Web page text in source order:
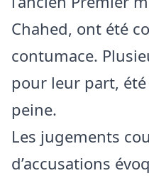
Chahed, ont été
contumace.
pour leur part,
peine.
Les jugements
d’accusations